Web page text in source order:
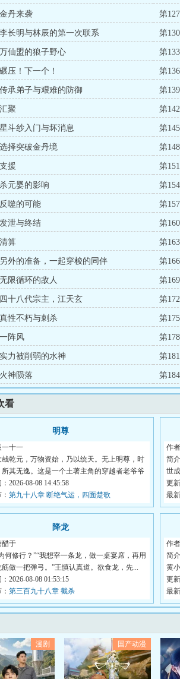
丹来袭 第
长明与林辰的第一次联系 第
仙盟的狼子野心 第
压！下一个！ 第
承弟子与艰难的防御 第
聚 第
斗纱入门与坏消息 第
择突破金丹境 第
援 第
元婴的影响 第
噬的可能 第
泄与终结 第
算 第
外的准备，一起穿梭的同伴 第
限循环的敌人 第
十八代宗主，江天玄 第
性不朽与刺杀 第
阵风 第
力被削弱的水神 第
神陨落 第
看
明尊
一十一
哉乾元，万物资始，乃以统天。无上明尊，时
所其无逸。这是一个土著主角的穿越者老爷爷
2026-08-08 14:45:58
第九十八章 断绝气运，四面楚歌
作
简
世
作...
更
最
降龙
醋于
何修行？”“我想宰一条龙，做一桌宴席，再用
做一把弹弓。”王慎认真道。欲食龙，先...
2026-08-08 01:53:15
第三百九十八章 截杀
作
简
黄
学...
更
最
漫剧 国产动漫